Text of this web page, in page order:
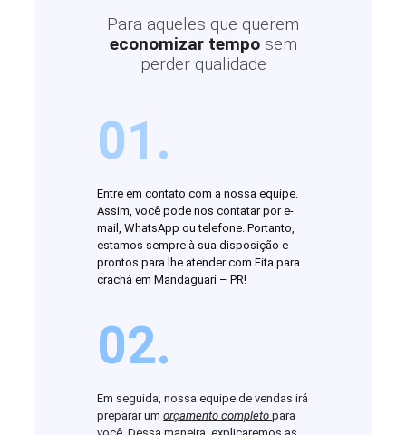
Para aqueles que querem
economizar tempo sem
perder qualidade
01.
Entre em contato com a nossa equipe.
Assim, você pode nos contatar por e-
mail, WhatsApp ou telefone. Portanto,
estamos sempre à sua disposição e
prontos para lhe atender com Fita para
crachá em Mandaguari – PR!
02.
Em seguida, nossa equipe de vendas irá
preparar umorçamento completopara